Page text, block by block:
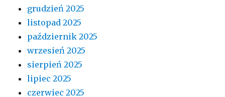
grudzień 2025
listopad 2025
październik 2025
wrzesień 2025
sierpień 2025
lipiec 2025
czerwiec 2025